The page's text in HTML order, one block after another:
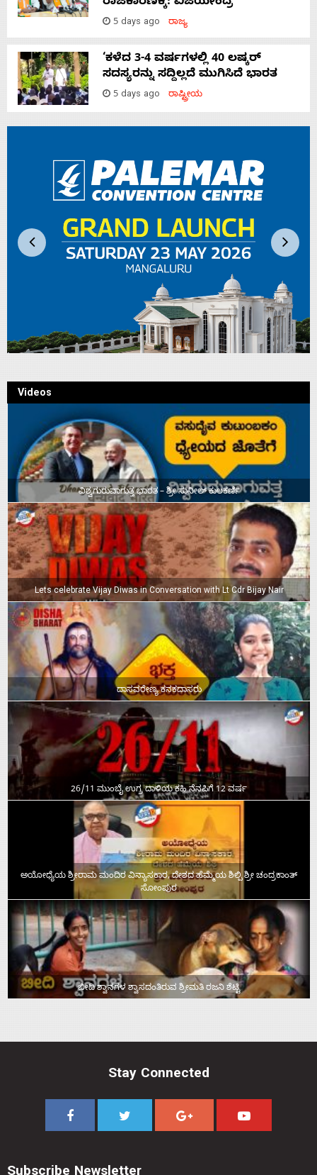
5 days ago ರಾಜ್ಯ
‘ಕಳೆದ 3-4 ವರ್ಷಗಳಲ್ಲಿ 40 ಲಷ್ಕರ್
ಸದಸ್ಯರನ್ನು ಸದ್ದಿಲ್ಲದೆ ಮುಗಿಸಿದೆ ಭಾರತ
5 days ago ರಾಷ್ಟ್ರೀಯ
Videos
ವಿಶ್ವಗುರುವಾಗುತ್ತ ಭಾರತ – ಶ್ರೀ ಸುನೀಲ್‌ ಕುಲಕರ್ಣಿ
Lets celebrate Vijay Diwas in Conversation with Lt Cdr Bijay Nair
ದಾಸವರೇಣ್ಯ ಕನಕದಾಸರು
26/11 ಮುಂಬೈ ಉಗ್ರ ದಾಳಿಯ ಕಹಿ ನೆನಪಿಗೆ 12 ವರ್ಷ
ಅಯೋಧ್ಯೆಯ ಶ್ರೀರಾಮ ಮಂದಿರ ವಿನ್ಯಾಸಕಾರ, ದೇಶದ ಹೆಮ್ಮೆಯ ಶಿಲ್ಪಿ ಶ್ರೀ ಚಂದ್ರಕಾಂತ್‌
ಸೋಂಪುರ
ಬೀದಿ ಶ್ವಾನಗಳ ಶ್ವಾಸದಂತಿರುವ ಶ್ರೀಮತಿ ರಜನಿ ಶೆಟ್ಟಿ
Stay Connected